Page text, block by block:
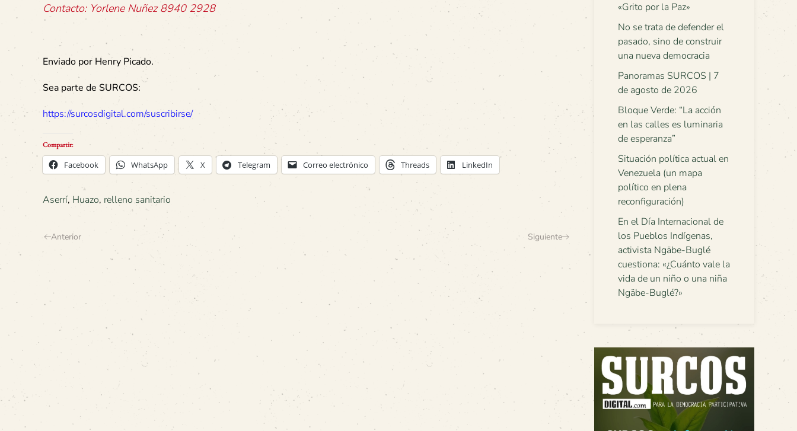
Contacto: Yorlene Nuñez 8940 2928
Enviado por Henry Picado.
Sea parte de SURCOS:
https://surcosdigital.com/suscribirse/
Compartir:
Facebook WhatsApp X Telegram Correo electrónico Threads LinkedIn
Aserrí, Huazo, relleno sanitario
Anterior Siguiente
«Grito por la Paz»
No se trata de defender el
pasado, sino de construir
una nueva democracia
Panoramas SURCOS | 7
de agosto de 2026
Bloque Verde: “La acción
en las calles es luminaria
de esperanza”
Situación política actual en
Venezuela (un mapa
político en plena
reconfiguración)
En el Día Internacional de
los Pueblos Indígenas,
activista Ngäbe-Buglé
cuestiona: «¿Cuánto vale la
vida de un niño o una niña
Ngäbe-Buglé?»